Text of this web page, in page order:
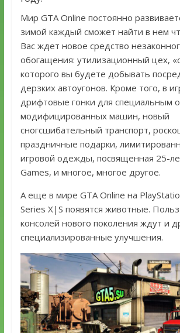
Мир GTA Online постоянно
зимой каждый сможет найти в нем
Вас ждет новое средство
обогащения: утилизационный цех,
которого вы будете добывать
дерзких автоугонов. Кроме того, в
дрифтовые гонки для специальным
модифицированных машин, новый
сногсшибательный транспорт,
праздничные подарки,
игровой одежды, посвященная 25-
Games, и многое, многое другое.
А еще в мире GTA Online на
Series X|S появятся животные.
консолей нового поколения ждут и
специализированные улучшения.